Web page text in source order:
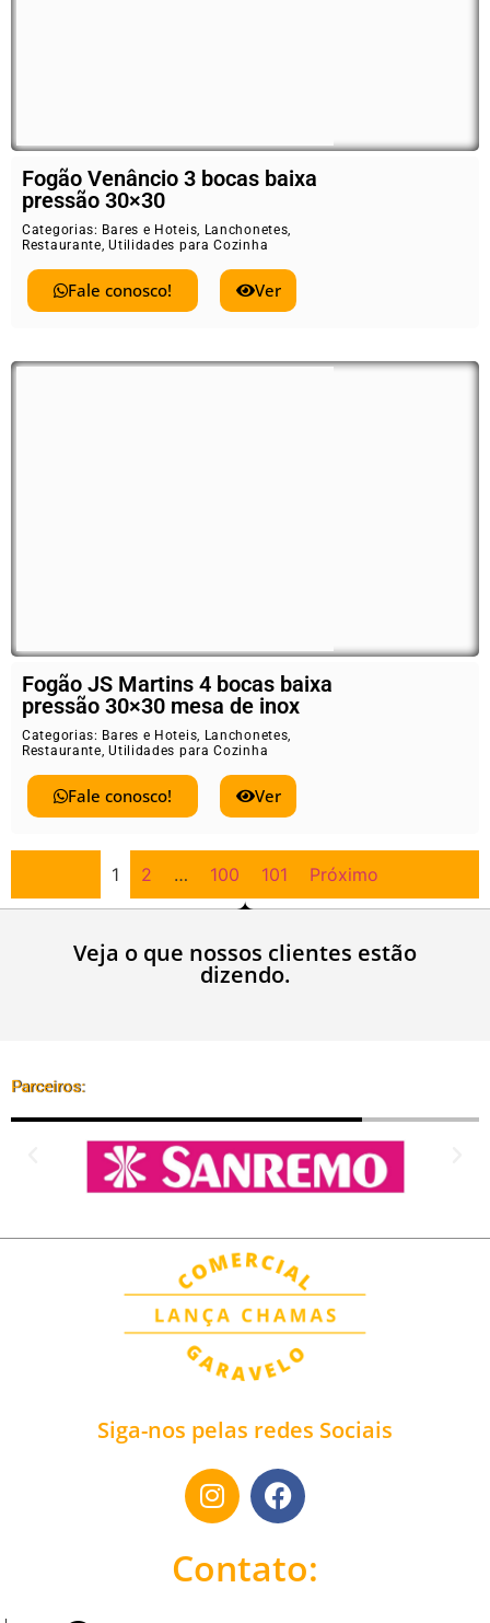
Fogão Venâncio 3 bocas baixa
pressão 30×30
Categorias: Bares e Hoteis, Lanchonetes,
Restaurante,Utilidades para Cozinha
Fale conosco! Ver
Fogão JS Martins 4 bocas baixa
pressão 30×30 mesa de inox
Categorias: Bares e Hoteis, Lanchonetes,
Restaurante,Utilidades para Cozinha
Fale conosco! Ver
1 2 … 100 101 Próximo
Veja o que nossos clientes estão
dizendo.
Parceiros:
Siga-nos pelas redes Sociais
Contato: